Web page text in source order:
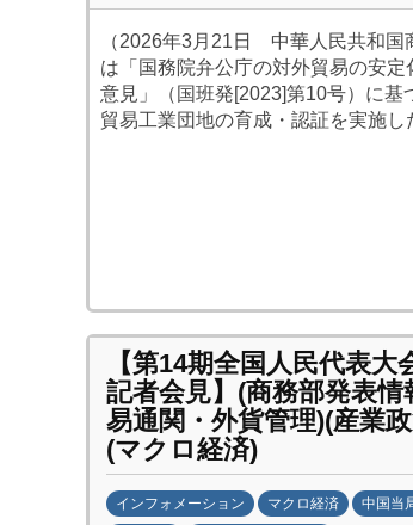
)
日
中
投
i
p
o
)
（2026年3月21日 中華人民共和国
は「国務院弁公庁の対外貿易の安定
意見」（国班発[2023]第10号）に基
貿易工業団地の育成・認証を実施
【第14期全国人民代表
記者会見】(商務部発表情
易通関・外貨管理)(産業
(マクロ経済)
インフォメーション マクロ経済 中国当